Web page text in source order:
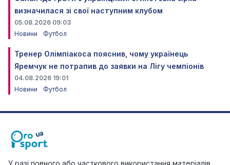
визначилася зі свої наступним клубом
05.08.2026 09:03
Новини
Футбол
Тренер Олімпіакоса пояснив, чому українець
Яремчук не потрапив до заявки на Лігу чемпіонів
04.08.2026 19:01
Новини
Футбол
У разі повного або часткового використання матеріалів